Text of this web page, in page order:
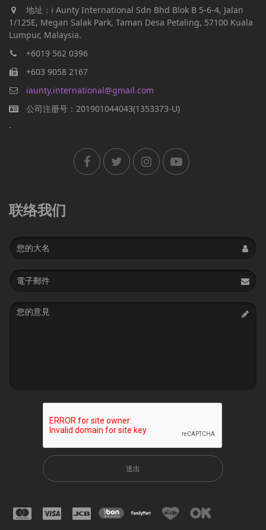
地址：i Aunty International Sdn Bhd Blok B 5-6-4, Jalan
1/125E, Megan Salak Park, Taman Desa Petaling, 57100 Kuala
Lumpur, Malaysia.
+6019 562 0396
+603 9058 2167
iaunty.international@gmail.com
公司注册号：201901044043(1353373-U)
-
联络我们
Name
Email
address
Message
送出